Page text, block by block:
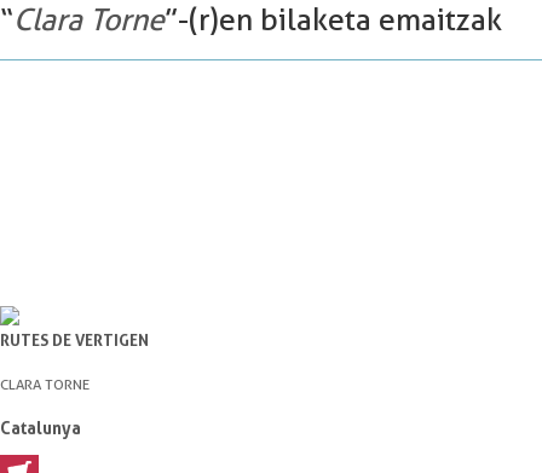
“Clara Torne”-(r)en bilaketa emaitzak
RUTES DE VERTIGEN
CLARA TORNE
Catalunya